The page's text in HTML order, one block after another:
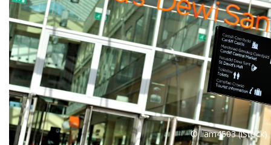
Phoenix
© liam4503 (iStock)